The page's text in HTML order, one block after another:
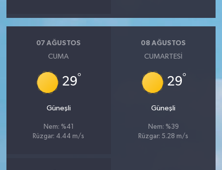
07 AĞUSTOS
CUMA
29°
Güneşli
Nem: %41
Rüzgar: 4.44 m/s
08 AĞUSTOS
CUMARTESI
29°
Güneşli
Nem: %39
Rüzgar: 5.28 m/s
Çanakkale Müftülüğü
Çankırı Müftülüğü
Çorum Müftülüğü
Denizli Müftülüğü
Podcast
Bilim, Teknoloji
Biyografiler
Diyanet TV